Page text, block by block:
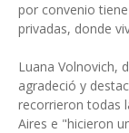
por convenio
privadas, donde
Luana Volnovich,
agradeció y
recorrieron todas
Aires e "hicieron